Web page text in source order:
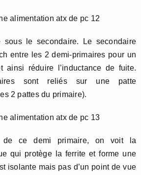
sous le secondaire. Le secondaire
entre les 2 demi-primaires pour un
ainsi réduire l’inductance de fuite.
sont reliés sur une patte
2 pattes du primaire).
de ce demi primaire, on voit la
qui protège la ferrite et forme une
isolante mais pas d’un point de vue